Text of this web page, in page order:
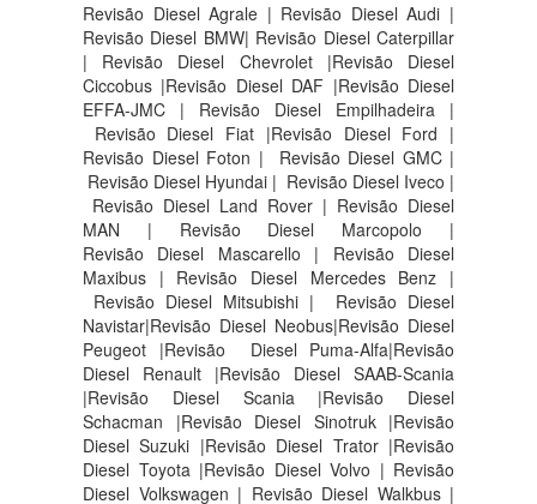
Revisão Diesel Agrale | Revisão Diesel Audi |
Revisão Diesel BMW| Revisão Diesel Caterpillar
| Revisão Diesel Chevrolet |Revisão Diesel
Ciccobus |Revisão Diesel DAF |Revisão Diesel
EFFA-JMC | Revisão Diesel Empilhadeira |
Revisão Diesel Fiat |Revisão Diesel Ford |
Revisão Diesel Foton | Revisão Diesel GMC |
Revisão Diesel Hyundai | Revisão Diesel Iveco |
Revisão Diesel Land Rover | Revisão Diesel
MAN | Revisão Diesel Marcopolo |
Revisão Diesel Mascarello | Revisão Diesel
Maxibus | Revisão Diesel Mercedes Benz |
Revisão Diesel Mitsubishi | Revisão Diesel
Navistar|Revisão Diesel Neobus|Revisão Diesel
Peugeot |Revisão Diesel Puma-Alfa|Revisão
Diesel Renault |Revisão Diesel SAAB-Scania
|Revisão Diesel Scania |Revisão Diesel
Schacman |Revisão Diesel Sinotruk |Revisão
Diesel Suzuki |Revisão Diesel Trator |Revisão
Diesel Toyota |Revisão Diesel Volvo | Revisão
Diesel Volkswagen | Revisão Diesel Walkbus |